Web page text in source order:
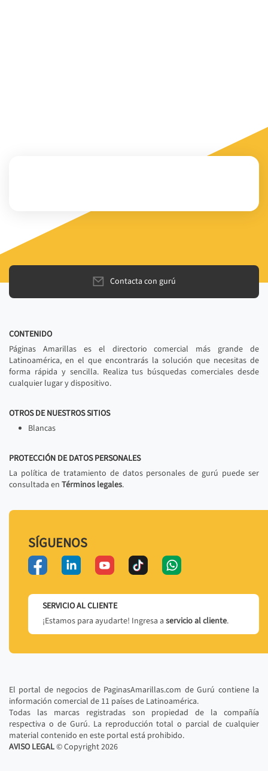
Contacta con gurú
CONTENIDO
Páginas Amarillas es el directorio comercial más grande de
Latinoamérica, en el que encontrarás la solución que necesitas de
forma rápida y sencilla. Realiza tus búsquedas comerciales desde
cualquier lugar y dispositivo.
OTROS DE NUESTROS SITIOS
Blancas
PROTECCIÓN DE DATOS PERSONALES
La política de tratamiento de datos personales de gurú puede ser
consultada en Términos legales.
SÍGUENOS
SERVICIO AL CLIENTE
¡Estamos para ayudarte! Ingresa a servicio al cliente.
El portal de negocios de PaginasAmarillas.com de Gurú contiene la
información comercial de 11 países de Latinoamérica.
Todas las marcas registradas son propiedad de la compañía
respectiva o de Gurú. La reproducción total o parcial de cualquier
material contenido en este portal está prohibido.
AVISO LEGAL© Copyright2026